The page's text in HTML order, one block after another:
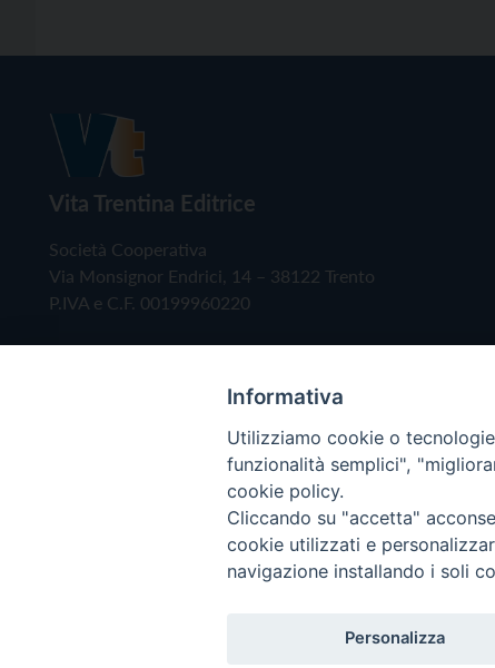
Vita Trentina Editrice
Società Cooperativa
Via Monsignor Endrici, 14 – 38122 Trento
P.IVA e C.F. 00199960220
Copyright © 2019 - Tutti i diritti riservati - Vita
Informativa
Utilizziamo cookie o
funzionalità semplici",
cookie policy.
Cliccando su "accetta"
cookie utilizzati e
navigazione installando i soli
Personalizza